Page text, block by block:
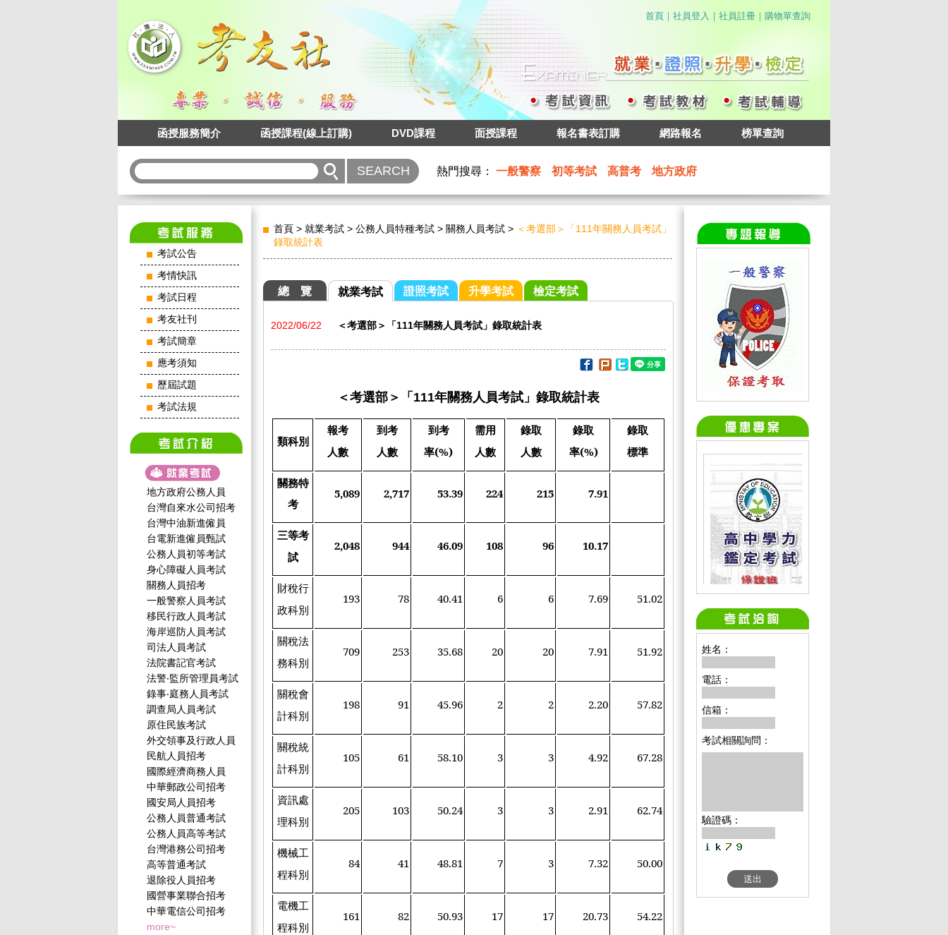
首頁 ｜ 社員登入 ｜ 社員註冊 ｜ 購物單查詢
函授服務簡介 函授課程(線上訂購) DVD課程 面授課程 報名書表訂購 網路報名 榜單查詢
熱門搜尋： 一般警察 初等考試 高普考 地方政府
考試公告
考情快訊
考試日程
考友社刊
考試簡章
應考須知
歷屆試題
考試法規
地方政府公務人員
台灣自來水公司招考
台灣中油新進僱員
台電新進僱員甄試
公務人員初等考試
身心障礙人員考試
關務人員招考
一般警察人員考試
移民行政人員考試
海岸巡防人員考試
司法人員考試
法院書記官考試
法警‧監所管理員考試
錄事‧庭務人員考試
調查局人員考試
原住民族考試
外交領事及行政人員
民航人員招考
國際經濟商務人員
中華郵政公司招考
國安局人員招考
公務人員普通考試
公務人員高等考試
台灣港務公司招考
高等普通考試
退除役人員招考
國營事業聯合招考
中華電信公司招考
more~
首頁 > 就業考試 > 公務人員特種考試 > 關務人員考試 > ＜考選部＞「111年關務人員考試」
錄取統計表
總 覽 就業考試 證照考試 升學考試 檢定考試
2022/06/22 ＜考選部＞「111年關務人員考試」錄取統計表
＜考選部＞「111年關務人員考試」錄取統計表
類科別
報考
人數
到考
人數
到考
率(%)
需用
人數
錄取
人數
錄取
率(%)
錄取
標準
關務特
考
5,089 2,717 53.39 224 215 7.91
三等考
試
2,048 944 46.09 108 96 10.17
財稅行
政科別
193 78 40.41 6 6 7.69 51.02
關稅法
務科別
709 253 35.68 20 20 7.91 51.92
關稅會
計科別
198 91 45.96 2 2 2.20 57.82
關稅統
計科別
105 61 58.10 3 3 4.92 67.28
資訊處
理科別
205 103 50.24 3 3 2.91 62.74
機械工
程科別
84 41 48.81 7 3 7.32 50.00
電機工
程科別
161 82 50.93 17 17 20.73 54.22
姓名：
電話：
信箱：
考試相關詢問：
驗證碼：